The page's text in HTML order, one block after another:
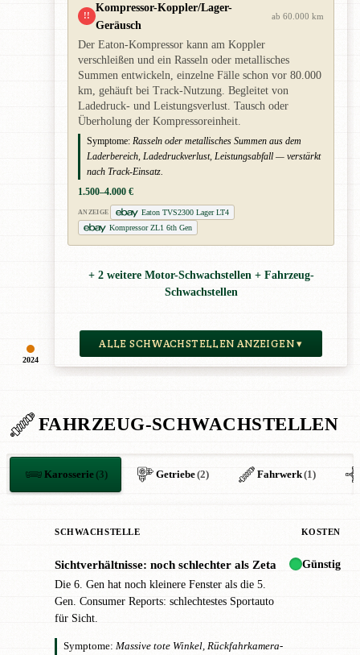
2024
!!
Kompressor-Koppler/Lager-
Geräusch
ab 60.000 km
Der Eaton-Kompressor kann am Koppler
verschleißen und ein Rasseln oder metallisches
Summen entwickeln, einzelne Fälle schon vor 80.000
km, gehäuft bei Track-Nutzung. Begleitet von
Ladedruck- und Leistungsverlust. Tausch oder
Überholung der Kompressoreinheit.
Symptome: Rasseln oder metallisches Summen aus dem
Laderbereich, Ladedruckverlust, Leistungsabfall — verstärkt
nach Track-Einsatz.
1.500–4.000 €
ANZEIGE
Eaton TVS2300 Lager LT4
Kompressor ZL1 6th Gen
+ 2 weitere Motor-Schwachstellen + Fahrzeug-
Schwachstellen
ALLE SCHWACHSTELLEN ANZEIGEN ▾
FAHRZEUG-SCHWACHSTELLEN
Karosserie(3) Getriebe(2) Fahrwerk(1)
SCHWACHSTELLE KOSTEN
Sichtverhältnisse: noch schlechter als Zeta
Die 6. Gen hat noch kleinere Fenster als die 5.
Gen. Consumer Reports: schlechtestes Sportauto
für Sicht.
Symptome: Massive tote Winkel, Rückfahrkamera-
Günstig